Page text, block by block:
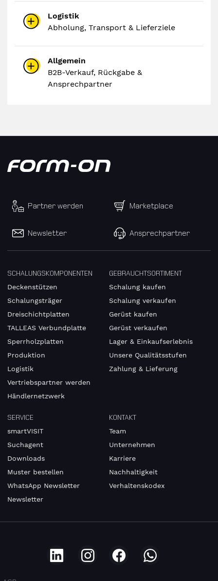
Logistik
Abholung, Transport & Lieferziele
Allgemein
B2B-Verkauf, Rückgabe &
Ansprechpartner
Partner werden Marketplace
Newsletter Ansprechpartner
SCHALUNGSKOMPONENTEN
Deckenstützen
Schalungsträger
Dreischichtplatten
TALLEAS Verbundplatte
Sperrholzplatten
Produktion
Logistik
Vertriebspartner werden
Händlernetzwerk
GEBRAUCHTSORTIMENT
Schalung kaufen
Schalung verkaufen
Gerüst kaufen
Gerüst verkaufen
Lager & Einkaufserlebnis
Unsere Qualitätsstufen
Zahlung & Lieferung
SERVICE
smartVISIT
Suchagent
Downloads
Muster bestellen
WhatsApp Newsletter
Newsletter
KONTAKT
Team
Unternehmen
Karriere
Nachhaltigkeit
Verhaltenskodex